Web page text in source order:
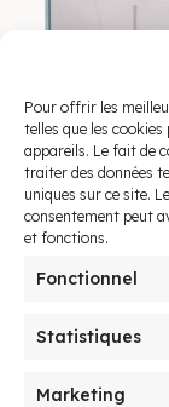
Pour offrir les
telles que les
appareils. Le fait de
traiter des données
uniques sur ce site.
consentement peut
et fonctions.
Fonctionnel
Statistiques
Marketing